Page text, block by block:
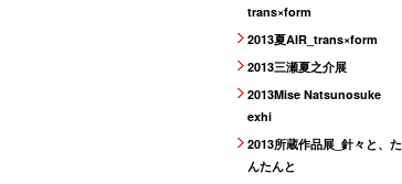
trans×form
2013夏AIR_trans×form
2013三瀬夏之介展
2013Mise Natsunosuke
exhi
2013所蔵作品展_針々と、た
んたんと